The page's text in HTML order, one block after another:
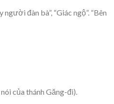
đàn bà”, “Giác ngộ”. “Bên
của thánh Găng-đi).